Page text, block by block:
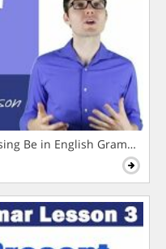
Be in English Grammar